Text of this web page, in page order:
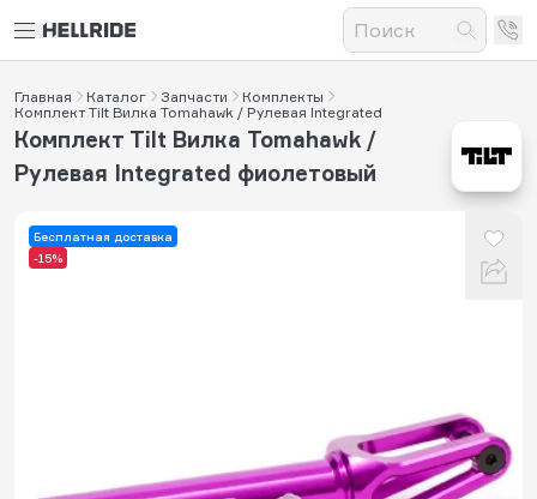
Главная Каталог Запчасти
Комплекты
Комплект Tilt Вилка Tomahawk / Рулевая Integrated
Бесплатная доставка
-15%
Комплект Tilt Вилка Tomahawk /
Рулевая Integrated фиолетовый